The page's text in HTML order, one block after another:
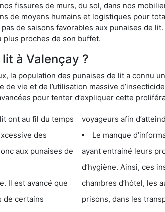
fissures de murs, du sol, dans nos
de moyens humains et logistiques pour
de saisons favorables aux punaises de
plus proches de son buffet.
à Valençay ?
la population des punaises de lit a connu
vie et de l’utilisation massive
pour tenter d’expliquer cette
fil du temps
que
voyageurs afin
Le manque
ayant entrainé leurs
d’hygiène. Ainsi, ces
chambres d’hôtel, les
prisons, dans les